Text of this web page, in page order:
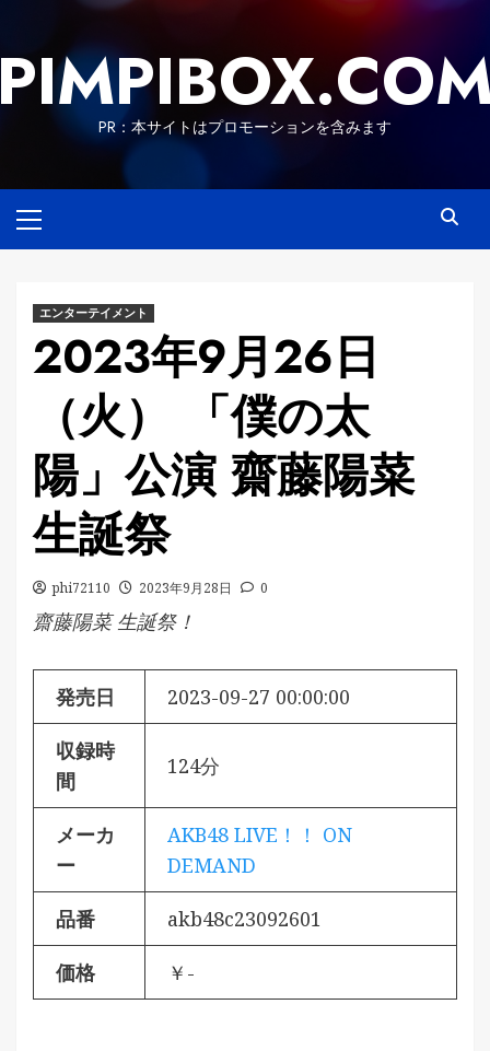
content
PR：本サイトはプロモーションを含みます
Menu
エンターテイメント
2023年9月26日
（火） 「僕の太
陽」公演 齋藤陽菜
生誕祭
phi72110 2023年9月28日 0
齋藤陽菜 生誕祭！
発売日 2023-09-27 00:00:00
収録時
間
124分
メーカ
ー
AKB48 LIVE！！ ON
DEMAND
品番 akb48c23092601
価格 ￥-